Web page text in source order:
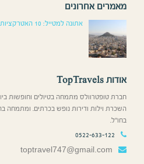
מאמרים אחרונים
אתונה למטייל: 10 האטרקציות הטובות ביותר באתונה
אודות TopTravels
חברת טופטרוולס מתמחה בטיולים וחופשות
השכרת וילות ודירות נופש בכרתים. ומתמחה
בחו”ל.
0522-633-122
toptravel747@gmail.com